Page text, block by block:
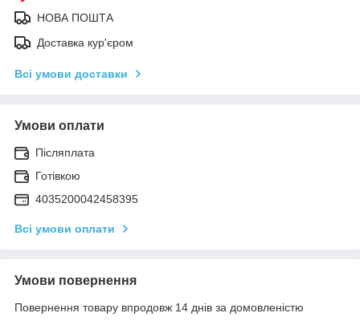
НОВА ПОШТА
Доставка кур'єром
Всі умови доставки
Умови оплати
Післяплата
Готівкою
4035200042458395
Всі умови оплати
Умови повернення
Повернення товару впродовж 14 днів за домовленістю